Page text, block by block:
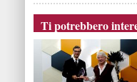
Ti potrebbero